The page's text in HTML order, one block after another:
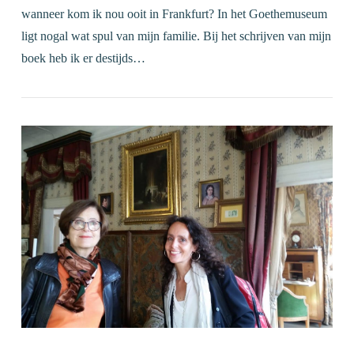
VIEW POST
wanneer kom ik nou ooit in Frankfurt? In het Goethemuseum
ligt nogal wat spul van mijn familie. Bij het schrijven van mijn
boek heb ik er destijds…